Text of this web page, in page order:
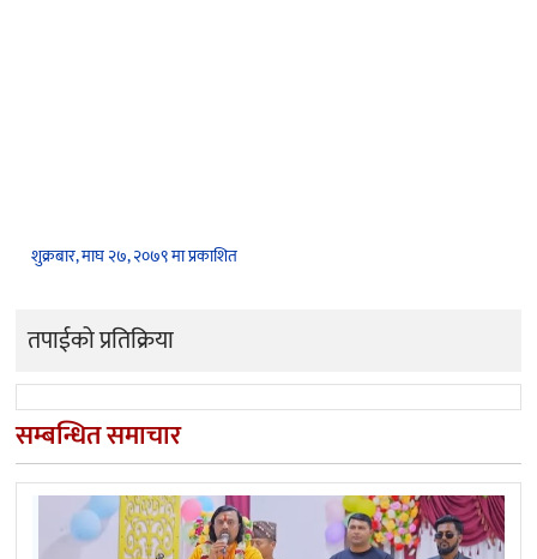
शुक्रबार, माघ २७, २०७९ मा प्रकाशित
तपाईको प्रतिक्रिया
सम्बन्धित समाचार